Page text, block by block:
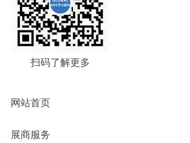
扫码了解更多
网站首页
展商服务